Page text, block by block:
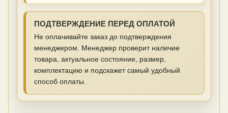
ПОДТВЕРЖДЕНИЕ ПЕРЕД ОПЛАТОЙ
Не оплачивайте заказ до подтверждения
менеджером. Менеджер проверит наличие
товара, актуальное состояние, размер,
комплектацию и подскажет самый удобный
способ оплаты.